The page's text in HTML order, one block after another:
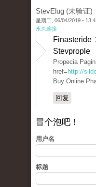
StevElug (未验证)
星期二, 06/04/2019 -
永久连接
Finasteride
Stevprople
Propecia
href= http://
Buy Online
回复
冒个泡吧！
用户名
标题